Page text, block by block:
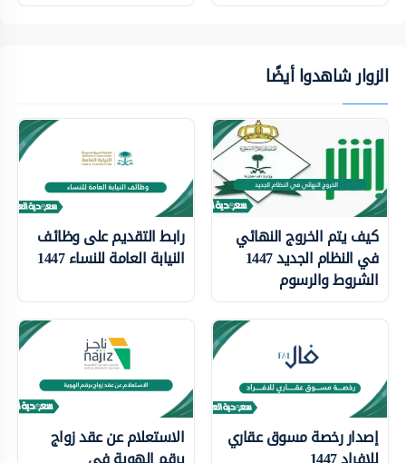
الزوار شاهدوا أيضًا
كيف يتم الخروج النهائي
في النظام الجديد 1447
الشروط والرسوم
رابط التقديم على وظائف
النيابة العامة للنساء 1447
إصدار رخصة مسوق عقاري الاستعلام عن عقد زواج